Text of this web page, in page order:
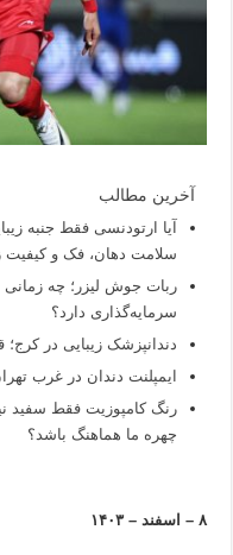
آخرین مطالب
آیا ارتودنسی فقط جنبه
سلامت دهان، فک و کیفیت
ربات جوش لیزر؛ چه
سرمایه‌گذاری دارد؟
دندانپزشک زیبایی در کرج؛
ایمپلنت دندان در غرب
رنگ کامپوزیت فقط سفید
چهره ما هماهنگ باشد؟
۸ – اسفند – ۱۴۰۳